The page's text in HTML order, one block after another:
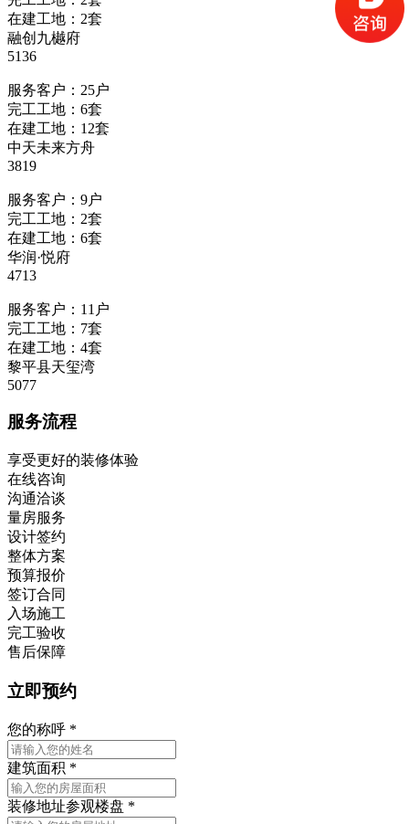
在建工地：2套
融创九樾府
5136
服务客户：25户
完工工地：6套
在建工地：12套
中天未来方舟
3819
服务客户：9户
完工工地：2套
在建工地：6套
华润·悦府
4713
服务客户：11户
完工工地：7套
在建工地：4套
黎平县天玺湾
5077
服务流程
享受更好的装修体验
在线咨询
沟通洽谈
量房服务
设计签约
整体方案
预算报价
签订合同
入场施工
完工验收
售后保障
立即预约
您的称呼 *
建筑面积 *
装修地址参观楼盘 *